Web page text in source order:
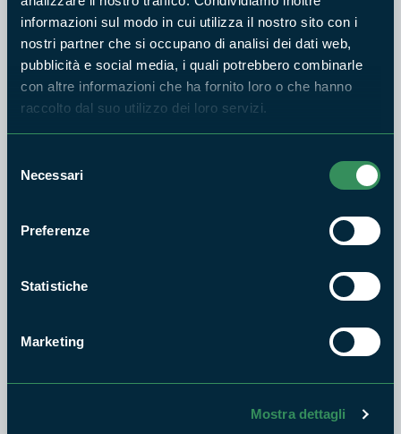
informazioni sul modo in cui utilizza il nostro sito con i
nostri partner che si occupano di analisi dei dati web,
pubblicità e social media, i quali potrebbero combinarle
con altre informazioni che ha fornito loro o che hanno
raccolto dal suo utilizzo dei loro servizi.
delNecessari
Preferenze
Statistiche
Marketing
Mostra dettagli
vulcano laziale e si passeggia tra campi destinati al pascolo e
vigneti che si perdono a vista d’occhio. Percorso ideale per
una salutare giornata fuori porta per i romani e per tutti
coloro che amano scoprire nuovi punti di vista.